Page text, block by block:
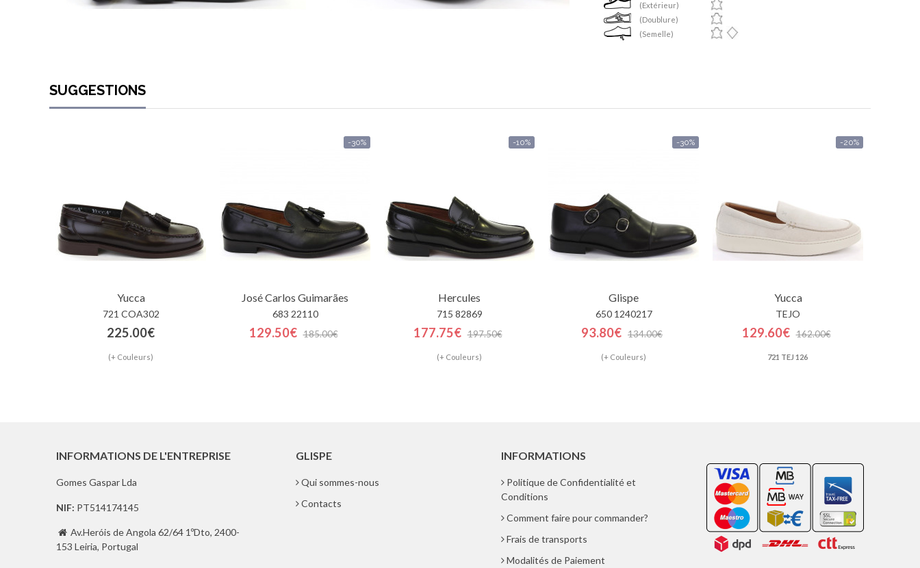
(Extérieur)
(Doublure)
(Semelle)
SUGGESTIONS
Yucca
721 COA302
225.00€
(+ Couleurs)
-30%
José Carlos Guimarães
683 22110
129.50€ 185.00€
-10%
Hercules
715 82869
177.75€ 197.50€
(+ Couleurs)
-30%
Glispe
650 1240217
93.80€ 134.00€
(+ Couleurs)
-20%
Yucca
TEJO
129.60€ 162.00€
721 TEJ 126
INFORMATIONS DE L'ENTREPRISE
Gomes Gaspar Lda
NIF: PT514174145
 Av.Heróis de Angola 62/64 1ºDto, 2400-
153 Leiria, Portugal
GLISPE
Qui sommes-nous
Contacts
INFORMATIONS
Politique de Confidentialité et
Conditions
Comment faire pour commander?
Frais de transports
Modalités de Paiement